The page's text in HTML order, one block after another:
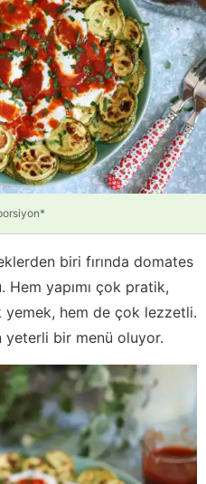
biri fırında domates
Hem yapımı çok pratik,
hem de çok lezzetli.
yeterli bir menü oluyor.